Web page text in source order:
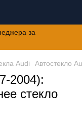
за
Audi Автостекло
2004):
стекло